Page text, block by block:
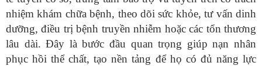
nhiệm khám chữa bệnh, theo dõi sức khỏe, tư vấn dinh
dưỡng, điều trị bệnh truyền nhiễm hoặc các tổn thương
lâu dài. Đây là bước đầu quan trọng giúp nạn nhân
phục hồi thể chất, tạo nền tảng để họ có đủ năng lực